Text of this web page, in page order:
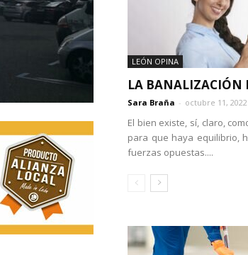
LEÓN OPINA
LA BANALIZACIÓN
Sara Braña - octubre 11, 2022
El bien existe, sí, claro,
para que haya equilibrio,
fuerzas opuestas....